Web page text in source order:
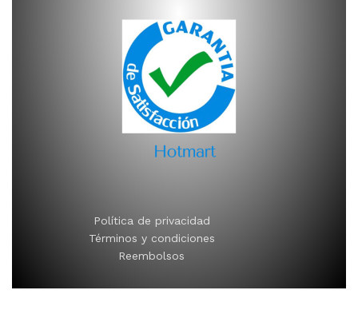
Política de privacidad
Términos y condiciones
Reembolsos